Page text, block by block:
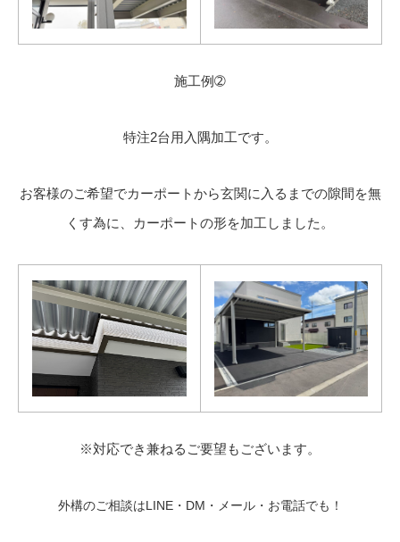
施工例➁
特注2台用入隅加工です。
お客様のご希望でカーポートから玄関に入るまでの隙間を無
くす為に、カーポートの形を加工しました。
※対応でき兼ねるご要望もございます。
外構のご相談はLINE・DM・メール・お電話でも！